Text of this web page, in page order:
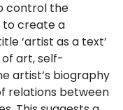
control the
to create a
‘artist as a text’
art, self-
artist’s biography
relations between